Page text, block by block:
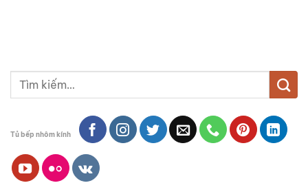
Tìm
kiếm:
Tủ bếp nhôm kính